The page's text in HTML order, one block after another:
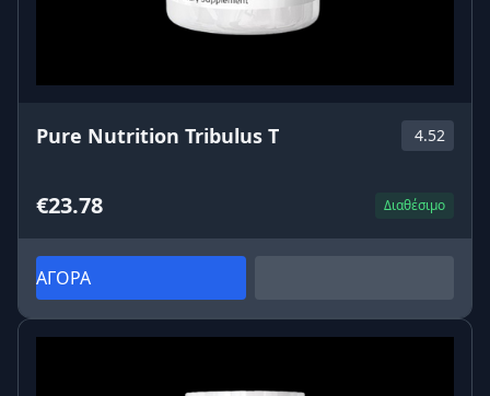
Pure Nutrition Tribulus T 4.52
€23.78 Διαθέσιμο
ΑΓΟΡΑ